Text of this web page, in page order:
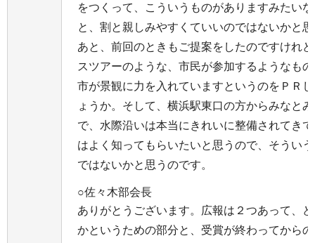
をつくって、こういうものがありますみたい
と、割と親しみやすくていいのではないかと
あと、前回のときもご提案をしたのですけれ
スツアーのような、市民が参加するようなも
市が景観に力を入れていますというのをＰＲ
ょうか。そして、横浜駅東口の方からみなと
で、水際沿いは本当にきれいに整備されてき
はよく知ってもらいたいと思うので、そうい
ではないかと思うのです。
○佐々木部会長
ありがとうございます。広報は２つあって、
かというための部分と、受賞が終わってから